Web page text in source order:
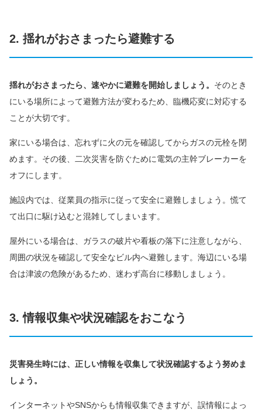
2. 揺れがおさまったら避難する
揺れがおさまったら、速やかに避難を開始しましょう。 そのとき
にいる場所によって避難方法が変わるため、臨機応変に対応する
ことが大切です。
家にいる場合は、忘れずに火の元を確認してからガスの元栓を閉
めます。その後、二次災害を防ぐために電気の主幹ブレーカーを
オフにします。
施設内では、従業員の指示に従って安全に避難しましょう。慌て
て出口に駆け込むと混雑してしまいます。
屋外にいる場合は、ガラスの破片や看板の落下に注意しながら、
周囲の状況を確認して安全なビル内へ避難します。海辺にいる場
合は津波の危険があるため、迷わず高台に移動しましょう。
3. 情報収集や状況確認をおこなう
災害発生時には、正しい情報を収集して状況確認するよう努めま
しょう。
インターネットやSNSからも情報収集できますが、誤情報によっ